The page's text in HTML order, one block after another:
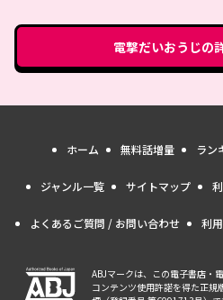
ました。
れ
電撃だいおうじの
ホーム 無料話増量 ラン
ジャンル一覧 サイトマップ
よくあるご質問 / お問い合わせ 利
ABJマークは、この電子書店・
コンテンツ使用許諾を得た正